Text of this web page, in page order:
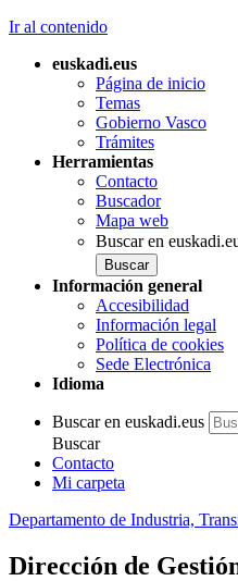
Ir al contenido
euskadi.eus
Página de inicio
Temas
Gobierno Vasco
Trámites
Herramientas
Contacto
Buscador
Mapa web
Buscar en
Información general
Accesibilidad
Información legal
Política de cookies
Sede Electrónica
Idioma
Buscar en euskadi.eus
Buscar
Contacto
Mi carpeta
Departamento de Industria,
Dirección de